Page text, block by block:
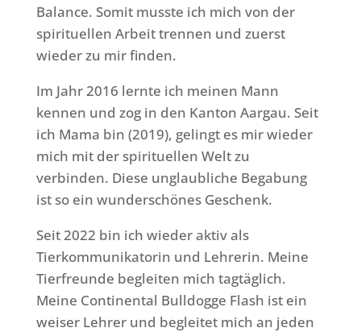
Balance. Somit musste ich mich von der
spirituellen Arbeit trennen und zuerst
wieder zu mir finden.
Im Jahr 2016 lernte ich meinen Mann
kennen und zog in den Kanton Aargau. Seit
ich Mama bin (2019), gelingt es mir wieder
mich mit der spirituellen Welt zu
verbinden. Diese unglaubliche Begabung
ist so ein wunderschönes Geschenk.
Seit 2022 bin ich wieder aktiv als
Tierkommunikatorin und Lehrerin. Meine
Tierfreunde begleiten mich tagtäglich.
Meine Continental Bulldogge Flash ist ein
weiser Lehrer und begleitet mich an jeden